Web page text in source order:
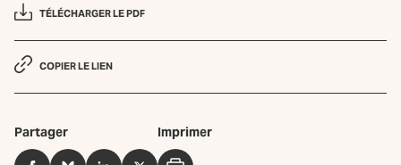
TÉLÉCHARGER LE PDF
COPIER LE LIEN
Partager Imprimer